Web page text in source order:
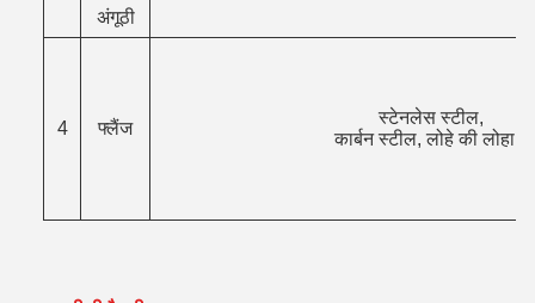
अंगूठी
4 फ्लैंज
स्टेनलेस स्टील,
कार्बन स्टील, लोहे की लोहा।